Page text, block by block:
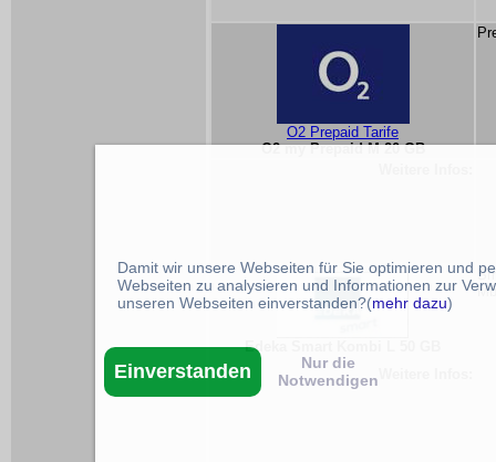
O2 Prepaid Tarife
O2 my Prepaid M 20 GB
Edeka Smart Kombi L 50 GB
Damit wir unsere Webseiten für Sie optimieren und
Webseiten zu analysieren und Informationen zur
unseren Webseiten einverstanden?(mehr dazu)
Einverstanden
Nur die
Notwendigen